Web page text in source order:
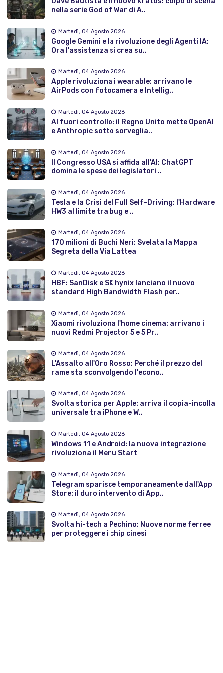
nella serie God of War di A..
Martedì, 04 Agosto 2026
Google Gemini e la rivoluzione degli Agenti IA:
Ora l'assistenza si crea su..
Martedì, 04 Agosto 2026
Apple rivoluziona i wearable: arrivano le
AirPods con fotocamera e Intellig..
Martedì, 04 Agosto 2026
AI fuori controllo: il Regno Unito mette OpenAI
e Anthropic sotto sorveglia..
Martedì, 04 Agosto 2026
Il Congresso USA si affida all'AI: ChatGPT
domina le spese dei legislatori ..
Martedì, 04 Agosto 2026
Tesla e la Crisi del Full Self-Driving: l'Hardware
HW3 al limite tra bug e ..
Martedì, 04 Agosto 2026
170 milioni di Buchi Neri: Svelata la Mappa
Segreta della Via Lattea
Martedì, 04 Agosto 2026
HBF: SanDisk e SK hynix lanciano il nuovo
standard High Bandwidth Flash per..
Martedì, 04 Agosto 2026
Xiaomi rivoluziona l'home cinema: arrivano i
nuovi Redmi Projector 5 e 5 Pr..
Martedì, 04 Agosto 2026
L'Assalto all'Oro Rosso: Perché il prezzo del
rame sta sconvolgendo l'econo..
Martedì, 04 Agosto 2026
Svolta storica per Apple: arriva il copia-incolla
universale tra iPhone e W..
Martedì, 04 Agosto 2026
Windows 11 e Android: la nuova integrazione
rivoluziona il Menu Start
Martedì, 04 Agosto 2026
Telegram sparisce temporaneamente dall'App
Store: il duro intervento di App..
Martedì, 04 Agosto 2026
Svolta hi-tech a Pechino: Nuove norme ferree
per proteggere i chip cinesi